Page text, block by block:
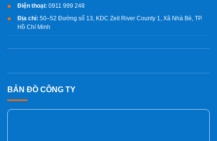
BẢN ĐỒ CÔNG TY
Điện thoại: 0911 999 248
Địa chỉ: 50–52 Đường số 13, KDC Zeit River County 1, Xã Nhà Bè, TP.
Hồ Chí Minh